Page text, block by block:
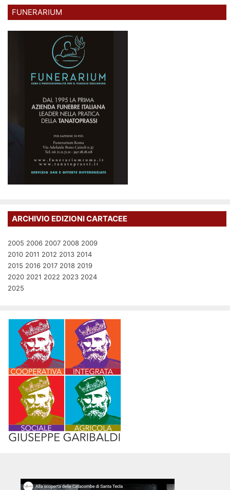
FUNERARIUM
ARCHIVIO EDIZIONI CARTACEE
2005 2006 2007 2008 2009
2010 2011 2012 2013 2014
2015 2016 2017 2018 2019
2020 2021 2022 2023 2024
2025